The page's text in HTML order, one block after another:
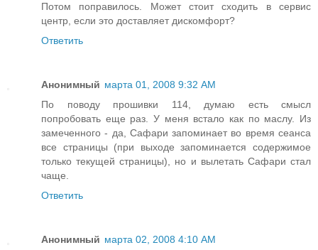
Потом поправилось. Может стоит сходить в сервис
центр, если это доставляет дискомфорт?
Ответить
Анонимный марта 01, 2008 9:32 AM
По поводу прошивки 114, думаю есть смысл
попробовать еще раз. У меня встало как по маслу. Из
замеченного - да, Сафари запоминает во время сеанса
все страницы (при выходе запоминается содержимое
только текущей страницы), но и вылетать Сафари стал
чаще.
Ответить
Анонимный марта 02, 2008 4:10 AM